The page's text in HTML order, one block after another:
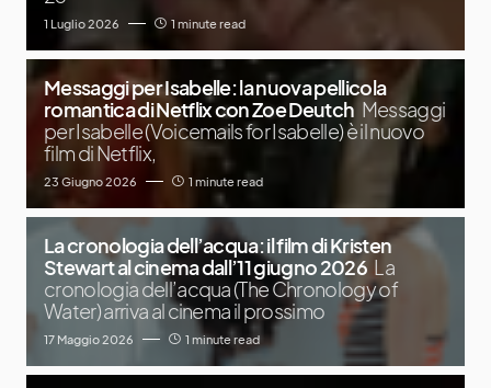
1 Luglio 2026 1 minute read
Messaggi per Isabelle: la nuova pellicola
romantica di Netflix con Zoe Deutch Messaggi
per Isabelle (Voicemails for Isabelle) è il nuovo
film di Netflix,
23 Giugno 2026 1 minute read
La cronologia dell’acqua: il film di Kristen
Stewart al cinema dall’11 giugno 2026 La
cronologia dell’acqua (The Chronology of
Water) arriva al cinema il prossimo
17 Maggio 2026 1 minute read